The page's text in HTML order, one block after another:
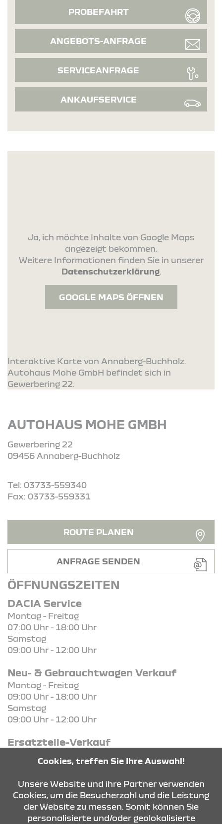
PROBEFAHRT
ANGEBOTS-ANFRAGE
SERVICEANFRAGE
ANKAUFSERVICE
Ja, ich möchte Inhalte von Google Maps
angezeigt bekommen.
Weitere Informationen finden Sie in unserer
Datenschutzerklärung.
GOOGLE MAPS ÖFFNEN
Interaktive Karte von Annaberg-Buchholz.
Autohaus Mohe GmbH befindet sich in
Gewerbering 22.
AUTOHAUS MOHE GMBH
Gewerbering 22
09456 Annaberg-Buchholz
Tel: 03733-559340
Fax: 03733-559331
ROUTE PLANEN
ANFRAGE SENDEN
ÖFFNUNGSZEITEN
DACIA Service
Montag - Freitag
07:00 Uhr - 18:00 Uhr
Samstag
09:00 Uhr - 12:00 Uhr
Neu- & Gebrauchtwagen Verkauf
Montag - Freitag
09:00 Uhr - 18:00 Uhr
Samstag
09:00 Uhr - 12:00 Uhr
Ersatzteile-Verkauf
07:00 Uhr - 18:00 Uhr
KONTAKT & ANFAHRT
Cookies, treffen Sie Ihre Auswahl!
Unsere Website und ihre Partner verwenden
Cookies, um die Besucherzahl und die Leistung
der Website zu messen. Somit können Sie
personalisierte und/oder geolokalisierte